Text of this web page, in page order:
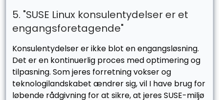
5. "SUSE Linux konsulentydelser er et
engangsforetagende"
Konsulentydelser er ikke blot en engangsløsning.
Det er en kontinuerlig proces med optimering og
tilpasning. Som jeres forretning vokser og
teknologilandskabet ændrer sig, vil I have brug for
løbende rådgivning for at sikre, at jeres SUSE-miljø